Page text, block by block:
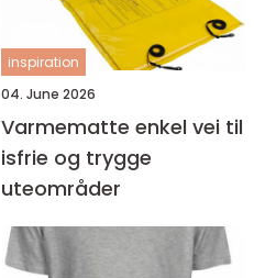
inspiration
04. June 2026
Varmematte enkel vei til
isfrie og trygge
uteområder